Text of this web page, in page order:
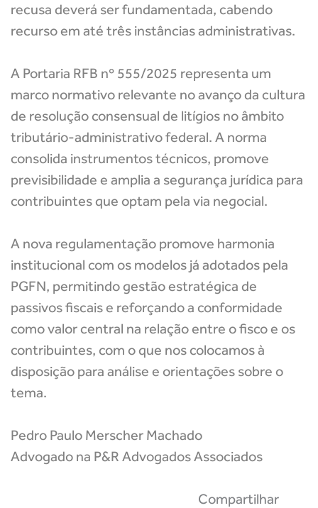
recusa deverá ser fundamentada, cabendo
recurso em até três instâncias administrativas.
A Portaria RFB nº 555/2025 representa um
marco normativo relevante no avanço da cultura
de resolução consensual de litígios no âmbito
tributário-administrativo federal. A norma
consolida instrumentos técnicos, promove
previsibilidade e amplia a segurança jurídica para
contribuintes que optam pela via negocial.
A nova regulamentação promove harmonia
institucional com os modelos já adotados pela
PGFN, permitindo gestão estratégica de
passivos fiscais e reforçando a conformidade
como valor central na relação entre o fisco e os
contribuintes, com o que nos colocamos à
disposição para análise e orientações sobre o
tema.
Pedro Paulo Merscher Machado
Advogado na P&R Advogados Associados
Compartilhar